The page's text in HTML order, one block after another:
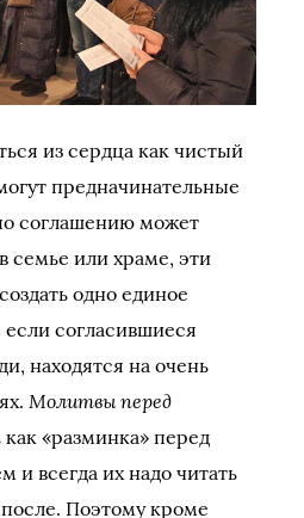
из сердца как чистый
предначинательные
соглашению может
семье или храме, эти
одно единое
согласившиеся
находятся на очень
Молитвы перед
как «разминка» перед
и всегда их надо читать
Поэтому кроме